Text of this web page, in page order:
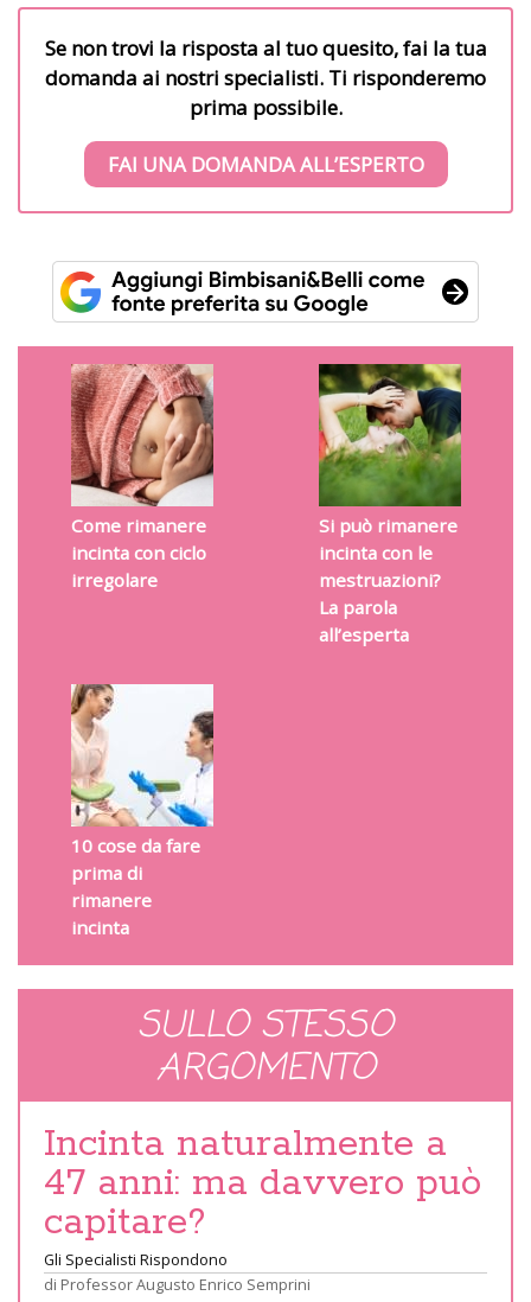
Se non trovi la risposta al tuo quesito, fai la tua
domanda ai nostri specialisti. Ti risponderemo
prima possibile.
FAI UNA DOMANDA ALL’ESPERTO
Come rimanere
incinta con ciclo
irregolare
Si può rimanere
incinta con le
mestruazioni?
La parola
all’esperta
10 cose da fare
prima di
rimanere
incinta
SULLO STESSO
ARGOMENTO
Incinta naturalmente a
47 anni: ma davvero può
capitare?
Gli Specialisti Rispondono
di Professor Augusto Enrico Semprini